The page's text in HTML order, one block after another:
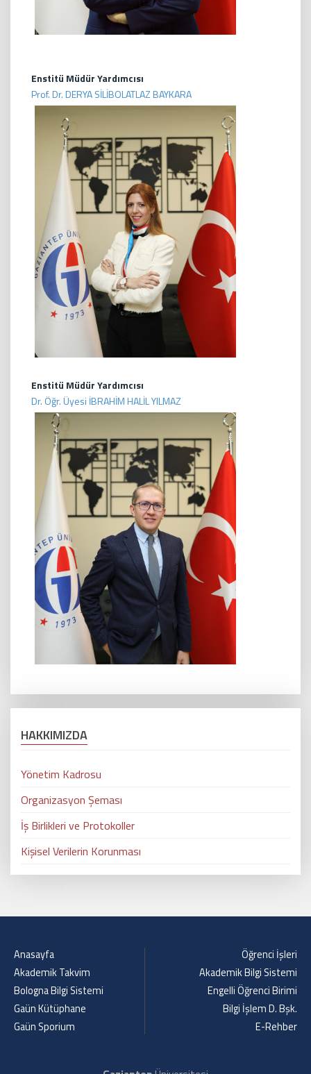
Enstitü Müdür Yardımcısı
Prof. Dr. DERYA SİLİBOLATLAZ BAYKARA
Enstitü Müdür Yardımcısı
Dr. Öğr. Üyesi İBRAHİM HALİL YILMAZ
HAKKIMIZDA
Yönetim Kadrosu
Organizasyon Şeması
İş Birlikleri ve Protokoller
Kişisel Verilerin Korunması
Anasayfa
Akademik Takvim
Bologna Bilgi Sistemi
Gaün Kütüphane
Gaün Sporium
Öğrenci İşleri
Akademik Bilgi Sistemi
Engelli Öğrenci Birimi
Bilgi İşlem D. Bşk.
E-Rehber